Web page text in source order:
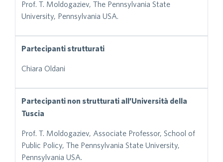
Prof. T. Moldogaziev, The Pennsylvania State
University, Pennsylvania USA.
Partecipanti strutturati
Chiara Oldani
Partecipanti non strutturati all’Università della
Tuscia
Prof. T. Moldogaziev, Associate Professor, School of
Public Policy, The Pennsylvania State University,
Pennsylvania USA.